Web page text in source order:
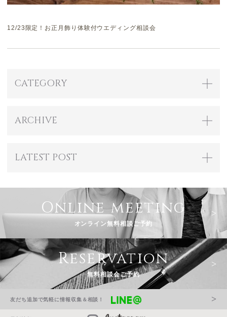
12/23限定！お正月飾り体験付ウエディング相談会
CATEGORY
ARCHIVE
LATEST POST
Online meeting
オンライン無料相談ご予約
Reservation
無料相談会ご予約
友だち追加で気軽に情報収集＆相談！